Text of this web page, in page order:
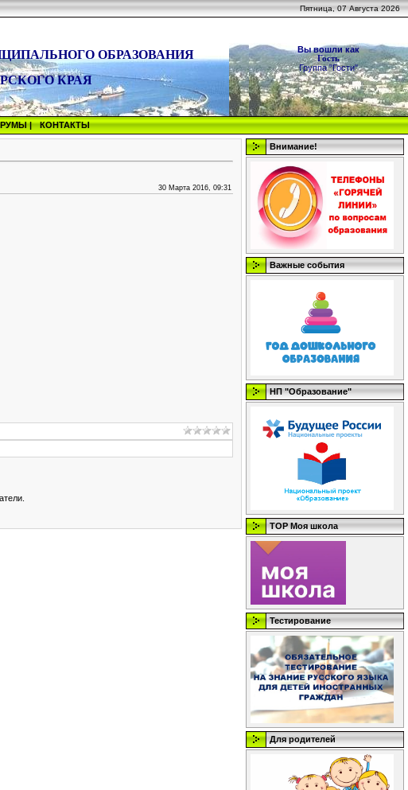
Пятница, 07 Августа 2026
ОБРАЗОВАНИЯ
КРАЯ
Вы вошли как
Гость
Группа "Гости"
| КОНТАКТЫ
30 Марта 2016, 09:31
Внимание!
Важные события
НП "Образование"
ТОР Моя школа
Тестирование
Для родителей